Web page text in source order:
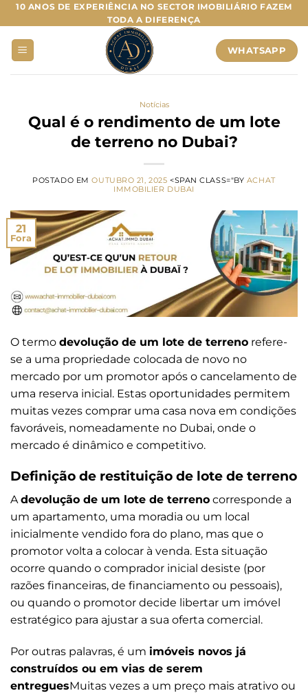
Saltar
para
conteúdo
10 ANOS DE EXPERIÊNCIA NO SECTOR IMOBILIÁRIO FAZEM
TODA A DIFERENÇA
WHATSAPP
Notícias
Qual é o rendimento de um lote
de terreno no Dubai?
POSTADO EMOUTUBRO 21, 2025 <SPAN CLASS="BY ACHAT
IMMOBILIER DUBAI
21
Fora
O termo devolução de um lote de terreno refere-
se a uma propriedade colocada de novo no
mercado por um promotor após o cancelamento de
uma reserva inicial. Estas oportunidades permitem
muitas vezes comprar uma casa nova em condições
favoráveis, nomeadamente no Dubai, onde o
mercado é dinâmico e competitivo.
Definição de restituição de lote de terreno
Adevolução de um lote de terreno corresponde a
um apartamento, uma moradia ou um local
inicialmente vendido fora do plano, mas que o
promotor volta a colocar à venda. Esta situação
ocorre quando o comprador inicial desiste (por
razões financeiras, de financiamento ou pessoais),
ou quando o promotor decide libertar um imóvel
estratégico para ajustar a sua oferta comercial.
Por outras palavras, é um imóveis novos já
construídos ou em vias de serem
entreguesMuitas vezes a um preço mais atrativo ou